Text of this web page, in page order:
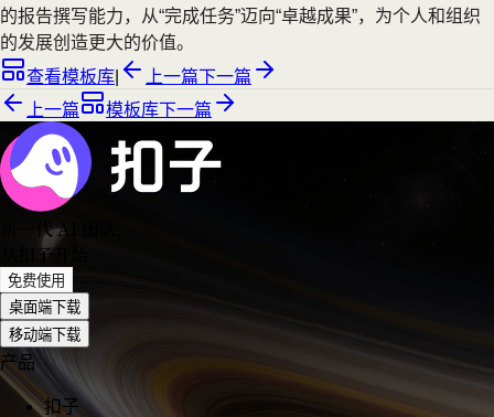
的报告撰写能力，从“完成任务”迈向“卓越成果”，为个人和组织
的发展创造更大的价值。
查看模板库
上一篇下一篇
上一篇
模板库下一篇
新一代 AI 团队
从扣子开始
免费使用
桌面端下载
移动端下载
产品
扣子